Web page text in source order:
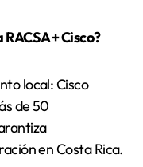
+ Cisco?
local: Cisco
de 50
en Costa Rica.